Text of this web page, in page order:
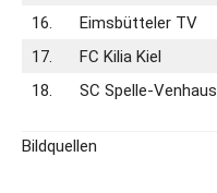
16.
Eimsbütteler TV
17.
FC Kilia Kiel
18.
SC Spelle-Venhaus
Bildquellen